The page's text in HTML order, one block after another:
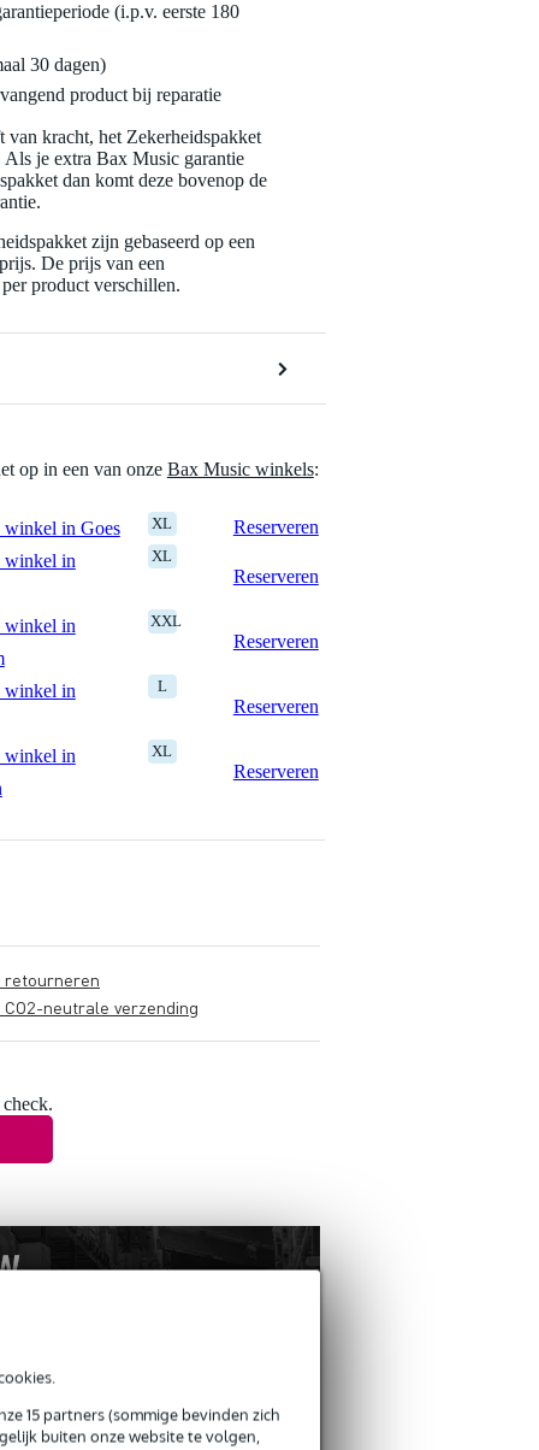
15 partners (sommige bevinden zich
buiten onze website te volgen,
(i.p.v. eerste 180
30 dagen)
product bij reparatie
kracht, het Zekerheidspakket
je extra Bax Music garantie
dan komt deze bovenop de
zijn gebaseerd op een
De prijs van een
product verschillen.
op in een van onze Bax Music winkels:
in Goes XL
Reserveren
winkel in
XL
Reserveren
winkel in
XXL
Reserveren
winkel in
L
Reserveren
winkel in
XL
Reserveren
retourneren
CO2-neutrale verzending